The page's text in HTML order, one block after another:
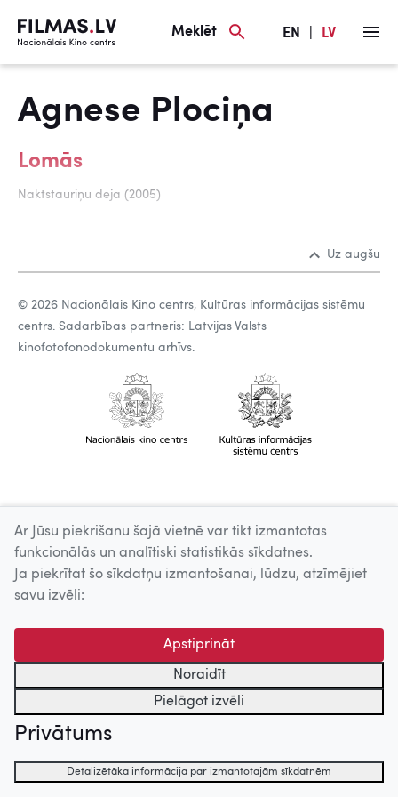
Meklēt EN LV
Agnese Plociņa
Lomās
Naktstauriņu deja (2005)
Uz augšu
© 2026 Nacionālais Kino centrs, Kultūras informācijas sistēmu
centrs. Sadarbības partneris: Latvijas Valsts
kinofotofonodokumentu arhīvs.
Ar Jūsu piekrišanu šajā vietnē var tikt izmantotas
funkcionālās un analītiski statistikās sīkdatnes.
Ja piekrītat šo sīkdatņu izmantošanai, lūdzu, atzīmējiet
savu izvēli:
Apstiprināt
Noraidīt
Pielāgot izvēli
Privātums
Detalizētāka informācija par izmantotajām sīkdatnēm